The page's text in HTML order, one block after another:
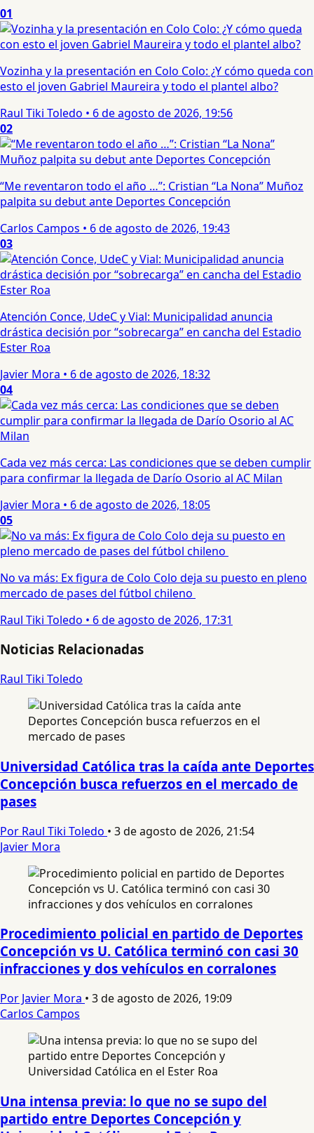
01
Vozinha y la presentación en Colo Colo: ¿Y cómo queda con
esto el joven Gabriel Maureira y todo el plantel albo?
Raul Tiki Toledo • 6 de agosto de 2026, 19:56
02
“Me reventaron todo el año …”: Cristian “La Nona” Muñoz
palpita su debut ante Deportes Concepción
Carlos Campos • 6 de agosto de 2026, 19:43
03
Atención Conce, UdeC y Vial: Municipalidad anuncia
drástica decisión por “sobrecarga” en cancha del Estadio
Ester Roa
Javier Mora • 6 de agosto de 2026, 18:32
04
Cada vez más cerca: Las condiciones que se deben cumplir
para confirmar la llegada de Darío Osorio al AC Milan
Javier Mora • 6 de agosto de 2026, 18:05
05
No va más: Ex figura de Colo Colo deja su puesto en pleno
mercado de pases del fútbol chileno
Raul Tiki Toledo • 6 de agosto de 2026, 17:31
Noticias Relacionadas
Raul Tiki Toledo
Universidad Católica tras la caída ante Deportes
Concepción busca refuerzos en el mercado de
pases
Por Raul Tiki Toledo • 3 de agosto de 2026, 21:54
Javier Mora
Procedimiento policial en partido de Deportes
Concepción vs U. Católica terminó con casi 30
infracciones y dos vehículos en corralones
Por Javier Mora • 3 de agosto de 2026, 19:09
Carlos Campos
Una intensa previa: lo que no se supo del
partido entre Deportes Concepción y